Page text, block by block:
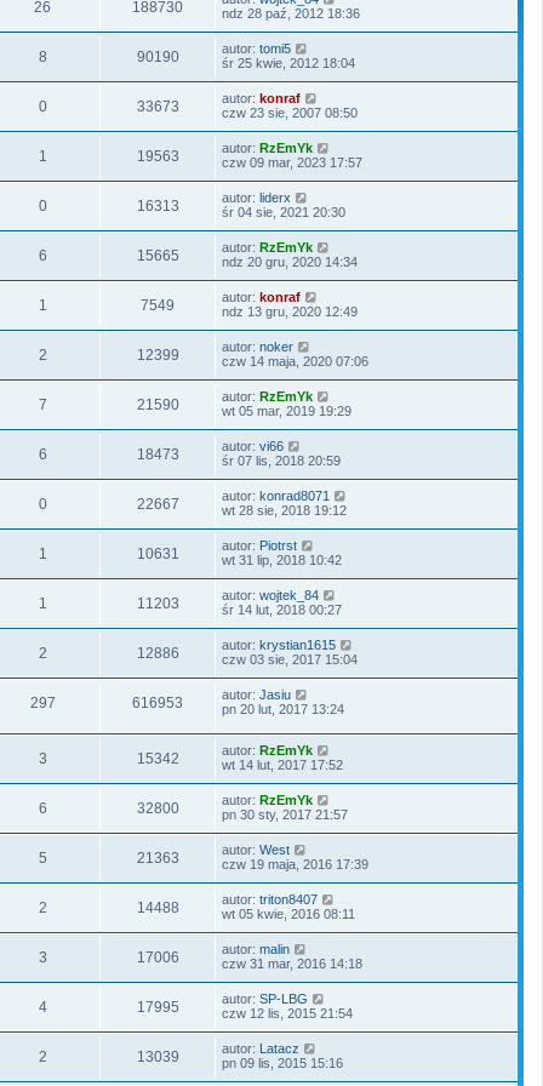
o
w
s
y
s
t
26 188730
ndz 28 paź, 2012 18:36
8 90190 autor: tomi5
śr 25 kwie, 2012 18:04
0 33673 autor: konraf
czw 23 sie, 2007 08:50
1 19563 autor: RzEmYk
czw 09 mar, 2023 17:57
0 16313 autor: liderx
śr 04 sie, 2021 20:30
6 15665 autor: RzEmYk
ndz 20 gru, 2020 14:34
1 7549 autor: konraf
ndz 13 gru, 2020 12:49
2 12399 autor: noker
czw 14 maja, 2020 07:06
7 21590 autor: RzEmYk
wt 05 mar, 2019 19:29
6 18473 autor: vi66
śr 07 lis, 2018 20:59
0 22667 autor: konrad8071
wt 28 sie, 2018 19:12
1 10631 autor: Piotrst
wt 31 lip, 2018 10:42
1 11203 autor: wojtek_84
śr 14 lut, 2018 00:27
2 12886 autor: krystian1615
czw 03 sie, 2017 15:04
297 616953 autor: Jasiu
pn 20 lut, 2017 13:24
3 15342 autor: RzEmYk
wt 14 lut, 2017 17:52
6 32800 autor: RzEmYk
pn 30 sty, 2017 21:57
5 21363 autor: West
czw 19 maja, 2016 17:39
2 14488 autor: triton8407
wt 05 kwie, 2016 08:11
3 17006 autor: malin
czw 31 mar, 2016 14:18
4 17995 autor: SP-LBG
czw 12 lis, 2015 21:54
2 13039 autor: Latacz
pn 09 lis, 2015 15:16